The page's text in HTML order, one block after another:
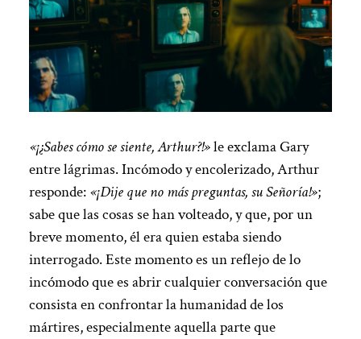
«¡¿Sabes cómo se siente, Arthur?!»le exclama Gary
entre lágrimas. Incómodo y encolerizado, Arthur
responde: «¡Dije que no más preguntas, su Señoría!»;
sabe que las cosas se han volteado, y que, por un
breve momento, él era quien estaba siendo
interrogado. Este momento es un reflejo de lo
incómodo que es abrir cualquier conversación que
consista en confrontar la humanidad de los
mártires, especialmente aquella parte que